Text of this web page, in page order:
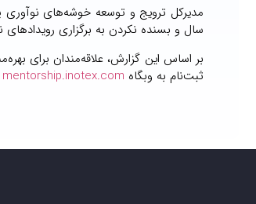
مدیرکل ترویج و توسعه خوشه‌های نوآوری
سال و بسنده نکردن به برگزاری
بر اساس این گزارش، علاقه‌مندان برای
ثبت‌نام به وبگاه mentorship.inotex.com